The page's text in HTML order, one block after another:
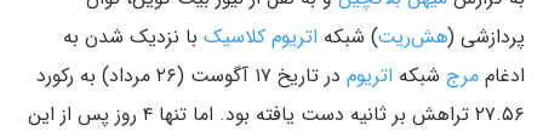
پردازشی (هش‌ریت) شبکه اتریوم کلاسیک با نزدیک شدن به
ادغام مرج شبکه اتریوم
در تاریخ ۱۷ آگوست (۲۶ مرداد) به رکورد
۲۷.۵۶ تراهش بر ثانیه دست یافته بود. اما تنها ۴ روز پس از این